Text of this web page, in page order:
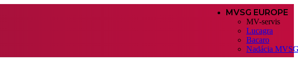
MVSG EUROPE
MV-servis
Lucagra
Bacaro
Nadácia